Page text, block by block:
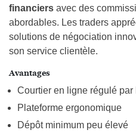
financiers avec des
abordables. Les traders
solutions de négociation
son service clientèle.
Avantages
Courtier en ligne régulé par
Plateforme ergonomique
Dépôt minimum peu élevé